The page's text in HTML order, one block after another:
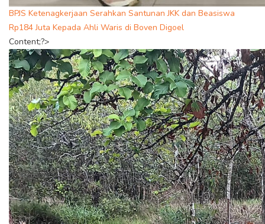
BPJS Ketenagkerjaan Serahkan Santunan JKK dan Beasiswa
Rp184 Juta Kepada Ahli Waris di Boven Digoel
Content;?>